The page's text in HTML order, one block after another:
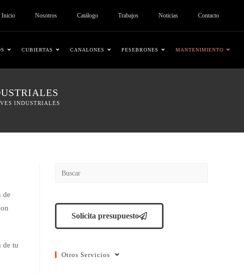
Inicio
Nosotros Catálogo Trabajos Noticias Contacto
CUBIERTAS CANALONES PESEBRONES MANTENIMIENTO
INDUSTRIALES
de
de tu
Solicita presupuesto
Otros Servicios